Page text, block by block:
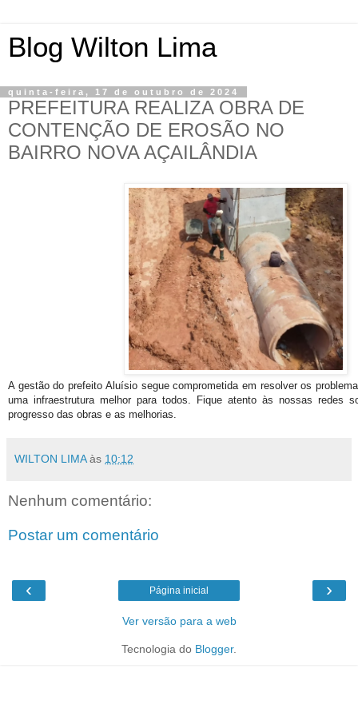
Blog Wilton Lima
quinta-feira, 17 de outubro de 2024
PREFEITURA REALIZA OBRA DE
CONTENÇÃO DE EROSÃO NO
BAIRRO NOVA AÇAILÂNDIA
A gestão do prefeito Aluísio segue comprometida em resolver os
uma infraestrutura melhor para todos. Fique atento às nossas redes
progresso das obras e as melhorias.
WILTON LIMA às 10:12
Nenhum comentário:
Postar um comentário
‹ ›
Página inicial
Ver versão para a web
Tecnologia do Blogger.